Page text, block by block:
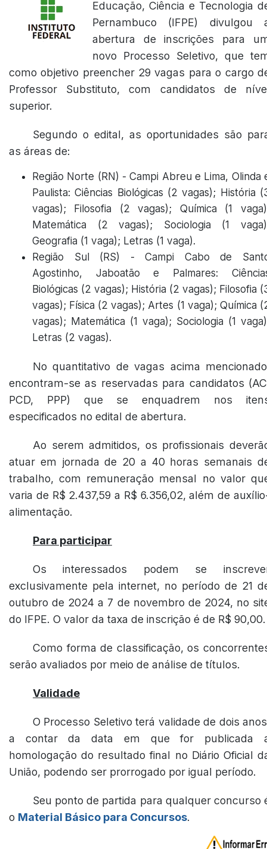
Educação, Ciência e Tecnologia
Pernambuco (IFPE) divulgou
abertura de inscrições para
novo Processo Seletivo, que
como objetivo preencher 29 vagas para o cargo
Professor Substituto, com candidatos de
superior.
Segundo o edital, as oportunidades são
as áreas de:
Região Norte (RN) - Campi Abreu e Lima, Olinda
Paulista: Ciências Biológicas (2 vagas); História
vagas); Filosofia (2 vagas); Química (1
Matemática (2 vagas); Sociologia (1
Geografia (1 vaga); Letras (1 vaga).
Região Sul (RS) - Campi Cabo de
Agostinho, Jaboatão e Palmares:
Biológicas (2 vagas); História (2 vagas); Filosofia
vagas); Física (2 vagas); Artes (1 vaga); Química
vagas); Matemática (1 vaga); Sociologia (1
Letras (2 vagas).
No quantitativo de vagas acima
encontram-se as reservadas para candidatos
PCD, PPP) que se enquadrem nos
especificados no edital de abertura.
Ao serem admitidos, os profissionais
atuar em jornada de 20 a 40 horas semanais
trabalho, com remuneração mensal no valor
varia de R$ 2.437,59 a R$ 6.356,02, além de
alimentação.
Para participar
Os interessados podem se
exclusivamente pela internet, no período de 21
outubro de 2024 a 7 de novembro de 2024, no
do IFPE. O valor da taxa de inscrição é de R$ 90,00.
Como forma de classificação, os
serão avaliados por meio de análise de títulos.
Validade
O Processo Seletivo terá validade de dois
a contar da data em que for publicada
homologação do resultado final no Diário Oficial
União, podendo ser prorrogado por igual período.
Seu ponto de partida para qualquer concurso
o Material Básico para Concursos.